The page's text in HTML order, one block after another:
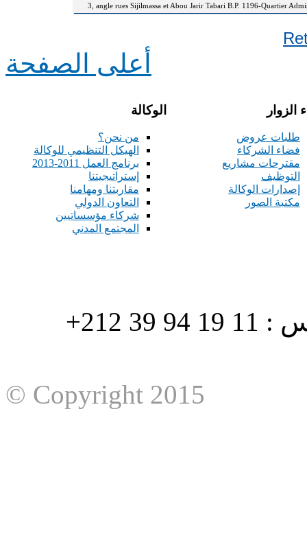
3, angle rues Sijilmassa et Abou Jarir Tabari B.P. 1196-Quartier
أعلى الصفحة
الوكالة
من نحن؟
الهيكل التنظيمي للوكالة
برنامج العمل 2011-2013
إستراتيجيتنا
مقاربتنا ومهامنا
التعاون الدولي
شركاء مؤسساتيين
المجتمع المدني
الزوار
طلبات عروض
فضاء الشركاء
مقترحات مشاريع
التوظيف
إصدارات الوكالة
مكتبة الصور
هاتف : 90/88 32 94 39 212+ فاكس : 11 19 94 39 212+
© Copyright 2015